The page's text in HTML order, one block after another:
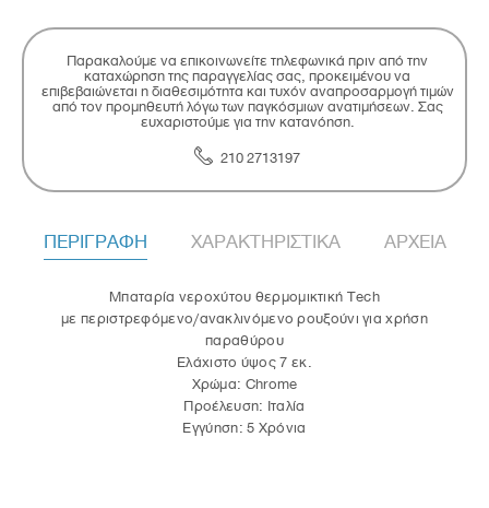
Παρακαλούμε να επικοινωνείτε τηλεφωνικά πριν από την
καταχώρηση της παραγγελίας σας, προκειμένου να
επιβεβαιώνεται η διαθεσιμότητα και τυχόν αναπροσαρμογή τιμών
από τον προμηθευτή λόγω των παγκόσμιων ανατιμήσεων. Σας
ευχαριστούμε για την κατανόηση.
210 2713197
ΠΕΡΙΓΡΑΦΗ ΧΑΡΑΚΤΗΡΙΣΤΙΚΑ ΑΡΧΕΙΑ
Μπαταρία νεροχύτου θερμομικτική Tech
με περιστρεφόμενο/ανακλινόμενο ρουξούνι για χρήση
παραθύρου
Ελάχιστο ύψος 7 εκ.
Χρώμα: Chrome
Προέλευση: Ιταλία
Εγγύηση: 5 Χρόνια